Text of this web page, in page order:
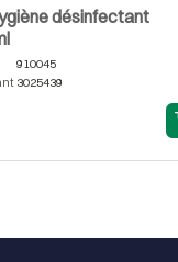
désinfectant
910045
3025439